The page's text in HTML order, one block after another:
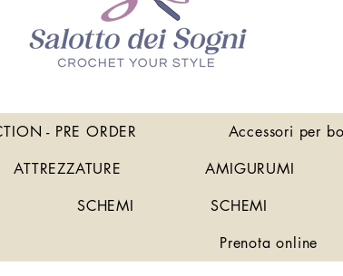
- PRE ORDER Accessori per
ATTREZZATURE AMIGURUMI
SCHEMI SCHEMI
Prenota online